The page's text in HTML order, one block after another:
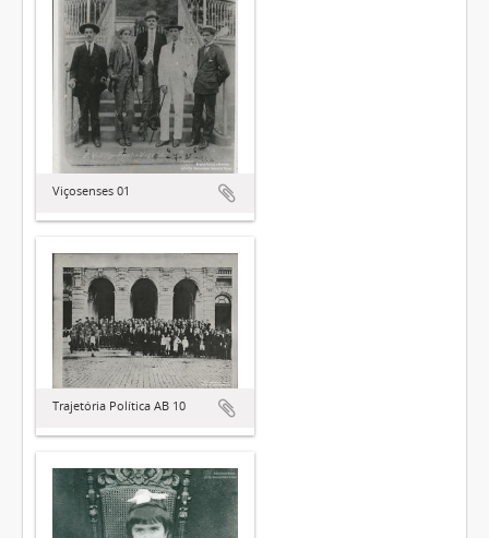
Viçosenses 01
Trajetória Política AB 10